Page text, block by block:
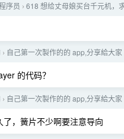
序员 › 618 想给丈母娘买台千元机，
› 自己第一次製作的的 app,分享給大家
的代码？
› 自己第一次製作的的 app,分享給大家
，簧片不少啊要注意导向